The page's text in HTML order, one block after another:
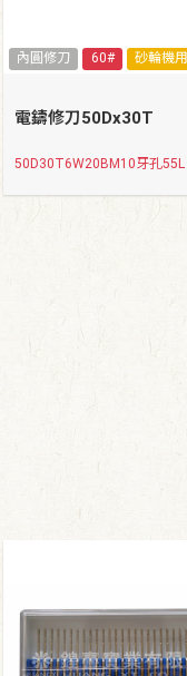
內圓修刀 60# 砂輪機用
電鑄修刀50Dx30T
50D30T6W20BM10牙孔55L